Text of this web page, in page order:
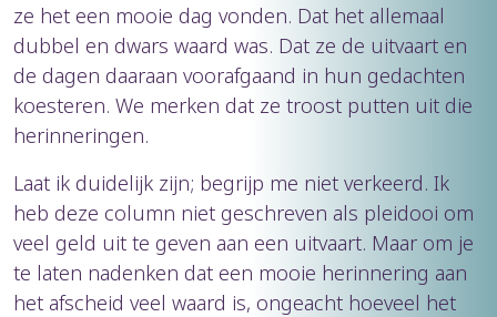
ze het een mooie dag vonden. Dat het allemaal
dubbel en dwars waard was. Dat ze de uitvaart en
de dagen daaraan voorafgaand in hun gedachten
koesteren. We merken dat ze troost putten uit die
herinneringen.
Laat ik duidelijk zijn; begrijp me niet verkeerd. Ik
heb deze column niet geschreven als pleidooi om
veel geld uit te geven aan een uitvaart. Maar om je
te laten nadenken dat een mooie herinnering aan
het afscheid veel waard is, ongeacht hoeveel het